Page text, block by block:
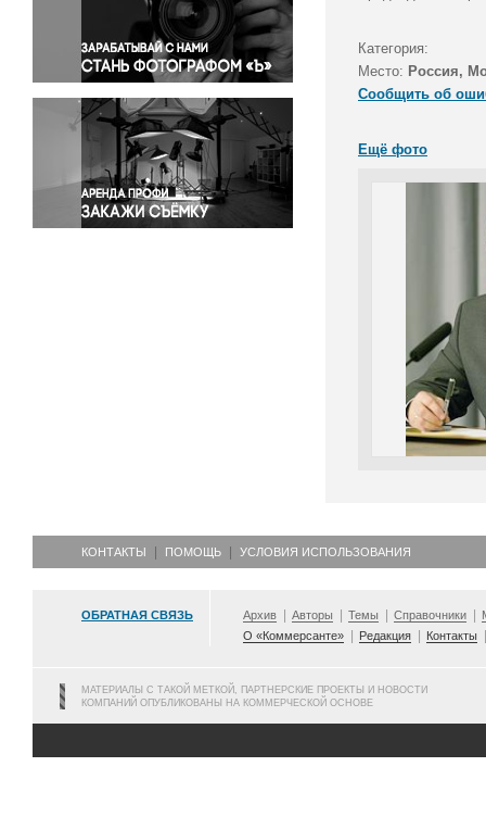
Правосудие
Происшествия и конфликты
Религия
Светская жизнь
Спорт
Экология
Экономика и бизнес
Категория:
Место: Россия,
Сообщить об
Ещё фото
КОНТАКТЫ ПОМОЩЬ УСЛОВИЯ ИСПОЛЬЗОВАНИЯ
ОБРАТНАЯ СВЯЗЬ Архив Авторы Темы Справочники
О «Коммерсанте»
Редакция Контакты
МАТЕРИАЛЫ С ТАКОЙ МЕТКОЙ, ПАРТНЕРСКИЕ ПРОЕКТЫ И НОВОСТИ
КОМПАНИЙ ОПУБЛИКОВАНЫ НА КОММЕРЧЕСКОЙ ОСНОВЕ